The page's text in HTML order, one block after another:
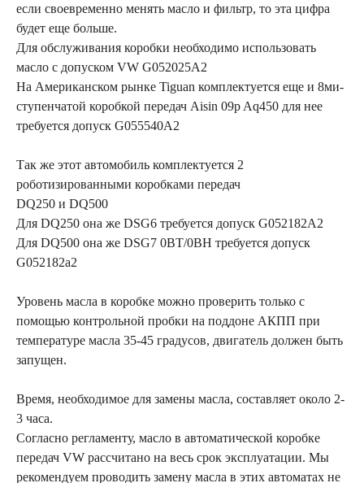
если своевременно менять масло и фильтр, то эта цифра
будет еще больше.
Для обслуживания коробки необходимо использовать
масло с допуском VW G052025A2
На Американском рынке Tiguan комплектуется еще и 8ми-
ступенчатой коробкой передач Aisin 09p Aq450 для нее
требуется допуск G055540A2
Так же этот автомобиль комплектуется 2
роботизированными коробками передач
DQ250 и DQ500
Для DQ250 она же DSG6 требуется допуск G052182A2
Для DQ500 она же DSG7 0BT/0BH требуется допуск
G052182a2
Уровень масла в коробке можно проверить только с
помощью контрольной пробки на поддоне АКПП при
температуре масла 35-45 градусов, двигатель должен быть
запущен.
Время, необходимое для замены масла, составляет около 2-
3 часа.
Согласно регламенту, масло в автоматической коробке
передач VW рассчитано на весь срок эксплуатации. Мы
рекомендуем проводить замену масла в этих автоматах не